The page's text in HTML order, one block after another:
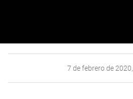
7 de febrero de